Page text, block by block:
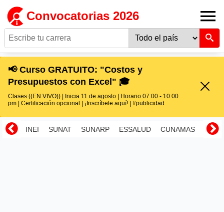
Convocatorias 2026
📢 Curso GRATUITO: "Costos y
Presupuestos con Excel" 🎓
Clases ((EN VIVO)) | Inicia 11 de agosto | Horario 07:00 - 10:00
pm | Certificación opcional | ¡Inscríbete aquí! | #publicidad
INEI SUNAT SUNARP ESSALUD CUNAMAS